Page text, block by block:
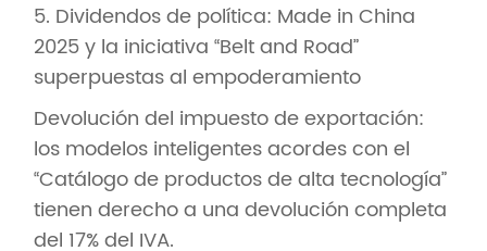
5. Dividendos de política: Made in China
2025 y la iniciativa “Belt and Road”
superpuestas al empoderamiento
Devolución del impuesto de exportación:
los modelos inteligentes acordes con el
“Catálogo de productos de alta tecnología”
tienen derecho a una devolución completa
del 17% del IVA.